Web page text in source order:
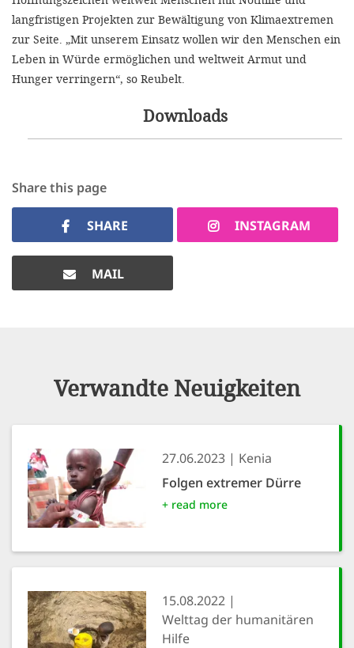
langfristigen Projekten zur Bewältigung von Klimaextremen
zur Seite. „Mit unserem Einsatz wollen wir den Menschen ein
Leben in Würde ermöglichen und weltweit Armut und
Hunger verringern“, so Reubelt.
Downloads
Share this page
SHARE INSTAGRAM
MAIL
Verwandte Neuigkeiten
27.06.2023
Kenia
Folgen extremer Dürre
+ read more
15.08.2022
Welttag der humanitären
Hilfe